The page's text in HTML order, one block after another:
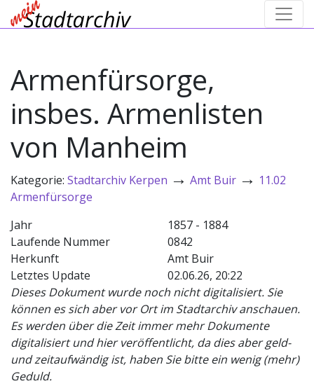
Armenfürsorge,
insbes. Armenlisten
von Manheim
Kategorie: Stadtarchiv Kerpen → Amt Buir → 11.02
Armenfürsorge
Jahr
1857 - 1884
Laufende Nummer
0842
Herkunft
Amt Buir
Letztes Update
02.06.26, 20:22
Dieses Dokument wurde noch nicht digitalisiert. Sie
können es sich aber vor Ort im Stadtarchiv anschauen.
Es werden über die Zeit immer mehr Dokumente
digitalisiert und hier veröffentlicht, da dies aber geld-
und zeitaufwändig ist, haben Sie bitte ein wenig (mehr)
Geduld.